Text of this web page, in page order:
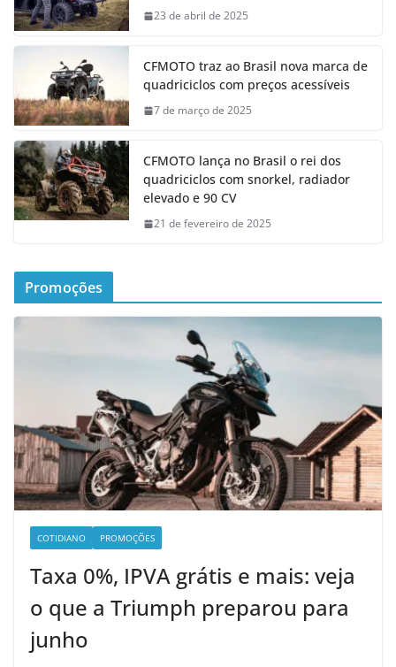
23 de abril de 2025
CFMOTO traz ao Brasil nova marca de
quadriciclos com preços acessíveis
7 de março de 2025
CFMOTO lança no Brasil o rei dos
quadriciclos com snorkel, radiador
elevado e 90 CV
21 de fevereiro de 2025
Promoções
COTIDIANO PROMOÇÕES
Taxa 0%, IPVA grátis e mais: veja
o que a Triumph preparou para
junho